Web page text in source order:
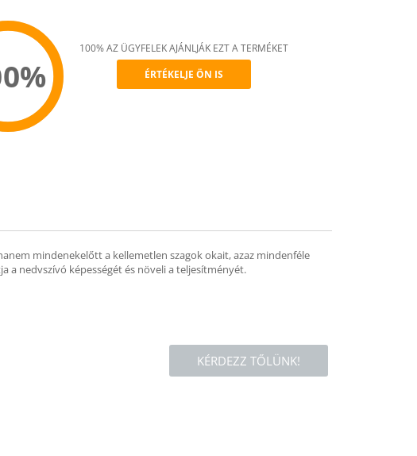
100% AZ ÜGYFELEK AJÁNLJÁK EZT A TERMÉKET
ÉRTÉKELJE ÖN IS
mindenekelőtt a kellemetlen szagok okait, azaz mindenféle
nedvszívó képességét és növeli a teljesítményét.
KÉRDEZZ TŐLÜNK!